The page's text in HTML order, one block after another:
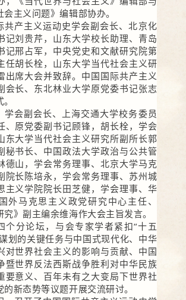
会主义问题》编辑部协办。
共产主义运动史学会副会长、北京化
记刘贵芹，山东大学校长助理、青岛
记邢占军，中央党史和文献研究院第
任胡长栓，山东大学当代社会主义研
出席大会并致辞。中国国际共产主义
会长、东北林业大学原党委书记张志
学会副会长、上海交通大学校务委员
、原党委副书记顾锋，胡长栓，学会
东大学当代社会主义研究所副所长郭
秘书长、中国政法大学政治与公共管
德山，学会常务理事、北京大学马克
院长陈培永，学会常务理事、苏州城
主义学院院长田芝健，学会理事、华
外马克思主义政党研究中心主任、
究》副主编余维海作大会主旨发言。
个分论坛，与会专家学者紧扣“十五
划的关键任务与中国式现代化、中华
对世界社会主义的影响与贡献、中国
暨世界反法西斯战争胜利对中华民族
要意义、百年未有之大变局下世界社
新态势等议题开展交流研讨。